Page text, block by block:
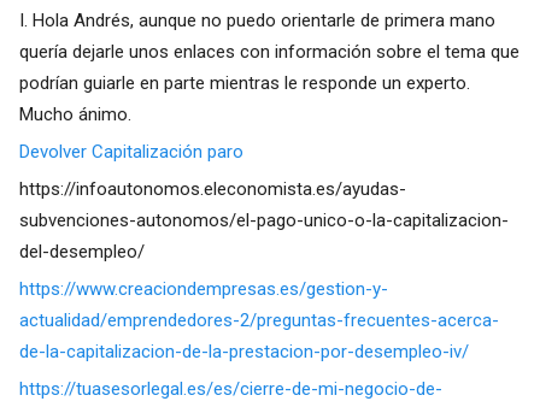
I. Hola Andrés, aunque no puedo orientarle de primera mano
quería dejarle unos enlaces con información sobre el tema que
podrían guiarle en parte mientras le responde un experto.
Mucho ánimo.
Devolver Capitalización paro
https://infoautonomos.eleconomista.es/ayudas-
subvenciones-autonomos/el-pago-unico-o-la-capitalizacion-
del-desempleo/
https://www.creaciondempresas.es/gestion-y-
actualidad/emprendedores-2/preguntas-frecuentes-acerca-
de-la-capitalizacion-de-la-prestacion-por-desempleo-iv/
https://tuasesorlegal.es/es/cierre-de-mi-negocio-de-